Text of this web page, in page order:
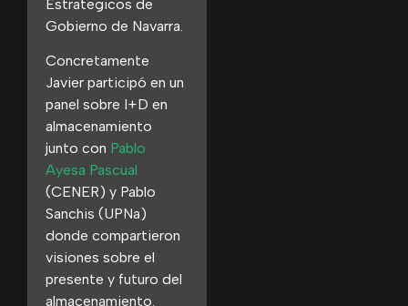
Estrategicos de
Gobierno de Navarra.
Concretamente
Javier participó en un
panel sobre I+D en
almacenamiento
junto con Pablo
Ayesa Pascual
(CENER) y Pablo
Sanchis (UPNa)
donde compartieron
visiones sobre el
presente y futuro del
almacenamiento.